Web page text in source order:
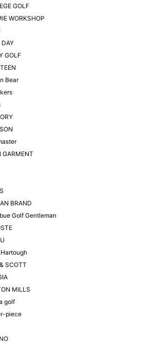
GOLF
WORKSHOP
DAY
GOLF
Bear
GARMENT
BRAND
Golf Gentleman
SCOTT
MILLS
golf
piece